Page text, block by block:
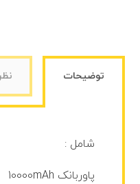
توضیحات
شامل :
پاوربانک 10000mAh